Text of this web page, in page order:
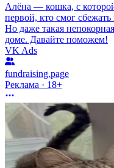
Алёна — кошка, с
первой, кто смог
Но даже такая
доме. Давайте поможем!
VK Ads
fundraising.page
Реклама · 18+